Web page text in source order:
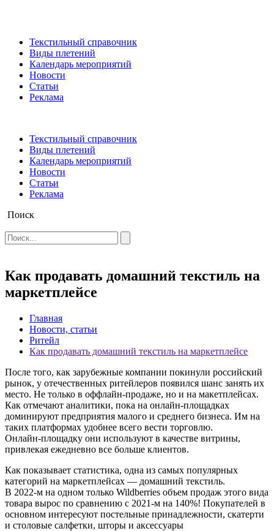
Текстильный справочник
Виды плетений
Календарь мероприятий
Новости
Статьи
Реклама
Текстильный справочник
Виды плетений
Календарь мероприятий
Новости
Статьи
Реклама
Поиск
Как продавать домашний текстиль на
маркетплейсе
Главная
Новости, статьи
Ритейл
Как продавать домашний текстиль на маркетплейсе
После того, как зарубежные компании покинули российский
рынок, у отечественных ритейлеров появился шанс занять их
место. Не только в оффлайн-продаже, но и на макетплейсах.
Как отмечают аналитики, пока на онлайн-площадках
доминируют предприятия малого и среднего бизнеса. Им на
таких платформах удобнее всего вести торговлю.
Онлайн-площадку они используют в качестве витрины,
привлекая ежедневно все больше клиентов.
Как показывает статистика, одна из самых популярных
категорий на маркетплейсах — домашний текстиль.
В 2022-м на одном только Wildberries объем продаж этого вида
товара вырос по сравнению с 2021-м на 140%! Покупателей в
основном интересуют постельные принадлежности, скатерти
и столовые салфетки, шторы и аксессуары